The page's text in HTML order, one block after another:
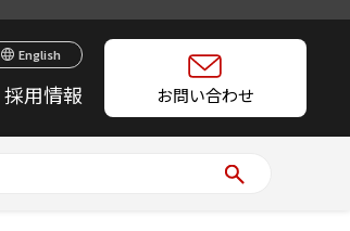
English
採用情報 お問い合わせ